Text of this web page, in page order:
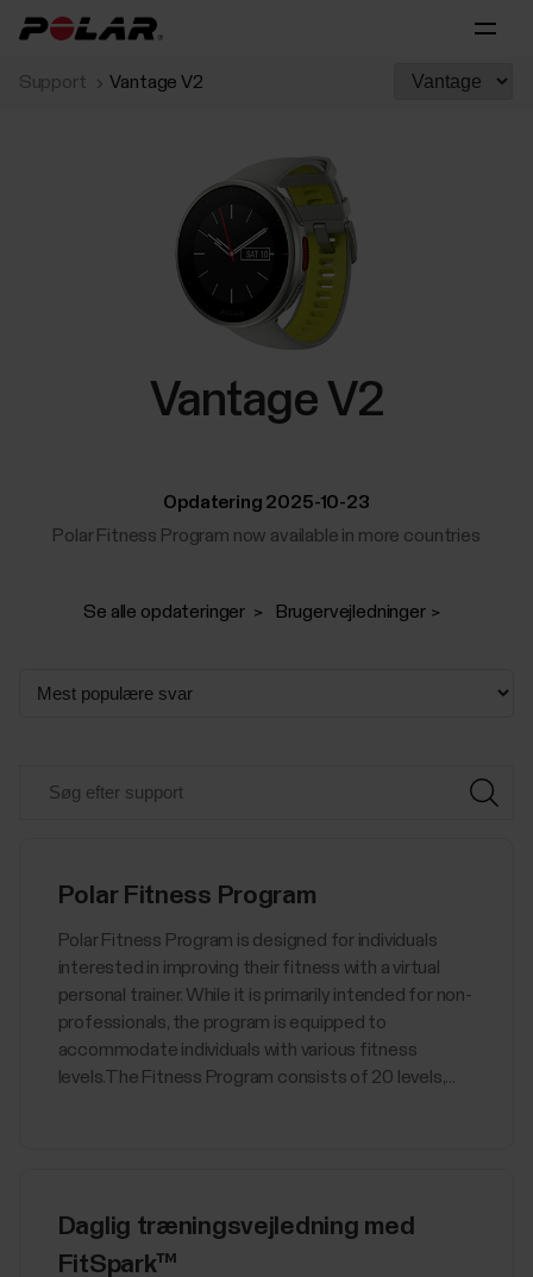
Support Vantage V2
Vantage V2
Opdatering 2025-10-23
Polar Fitness Program now available in more countries
Se alle opdateringer Brugervejledninger
Polar Fitness Program
Polar Fitness Program is designed for individuals
interested in improving their fitness with a virtual
personal trainer. While it is primarily intended for non-
professionals, the program is equipped to
accommodate individuals with various fitness
levels.The Fitness Program consists of 20 levels,...
Daglig træningsvejledning med
FitSpark™